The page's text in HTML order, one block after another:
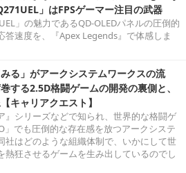
」はFPSゲーマー注目の武器
」の魅力であるQD-OLEDパネルの圧倒的
答速度を、『Apex Legends』で体感しま
みる」がアークシステムワークスの流
する2.5D格闘ゲームの開発の裏側と、
キャリアクエスト】
』シリーズなどで知られ、世界的な格闘ゲ
」でも圧倒的な存在感を放つアークシステ
社はどのような組織体制で、いかにして世
熱狂させるゲームを生み出しているのでし